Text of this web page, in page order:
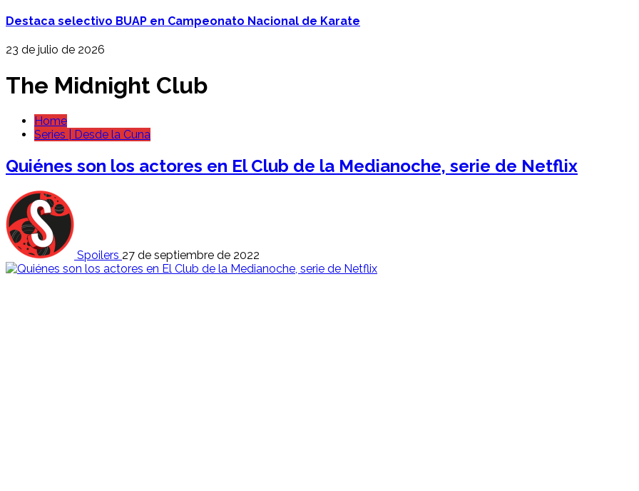
Destaca selectivo BUAP en Campeonato Nacional de Karate
23 de julio de 2026
The Midnight Club
Home
Series | Desde la Cuna
Quiénes son los actores en El Club de la Medianoche, serie de Netflix
Spoilers 27 de septiembre de 2022